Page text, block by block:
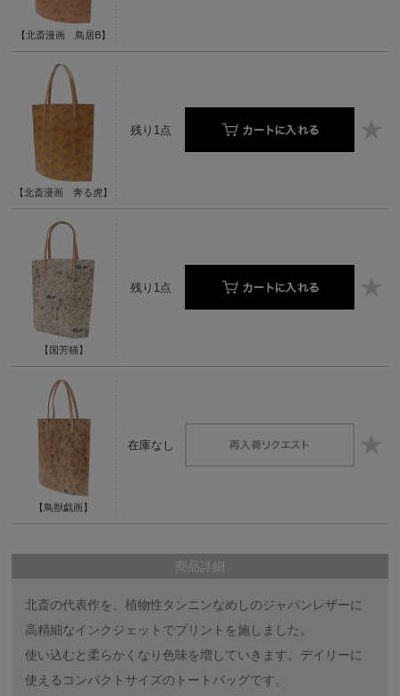
【北斎漫画 鳥居B】
【北斎漫画 奔る虎】
残り1点
【国芳猫】
残り1点
【鳥獣戯画】
在庫なし
商品詳細
北斎の代表作を、植物性タンニンなめしのジャパンレザーに
高精細なインクジェットでプリントを施しました。
使い込むと柔らかくなり色味を増していきます。デイリーに
使えるコンパクトサイズのトートバッグです。